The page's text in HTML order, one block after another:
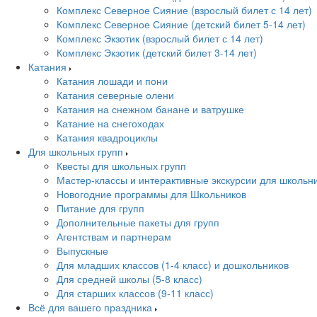
Комплекс Северное Сияние (взрослый билет с 14 лет)
Комплекс Северное Сияние (детский билет 5-14 лет)
Комплекс Экзотик (взрослый билет с 14 лет)
Комплекс Экзотик (детский билет 3-14 лет)
Катания
Катания лошади и пони
Катания северные олени
Катания на снежном банане и ватрушке
Катание на снегоходах
Катания квадроциклы
Для школьных групп
Квесты для школьных групп
Мастер-классы и интерактивные экскурсии для
Новогодние программы для Школьников
Питание для групп
Дополнительные пакеты для групп
Агентствам и партнерам
Выпускные
Для младших классов (1-4 класс) и дошкольников
Для средней школы (5-8 класс)
Для старших классов (9-11 класс)
Всё для вашего праздника